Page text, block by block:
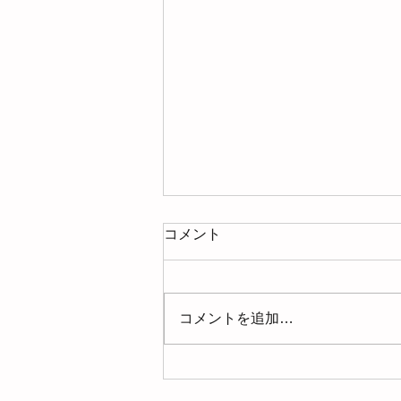
コメント
コメントを追加…